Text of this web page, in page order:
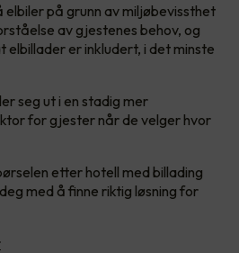
på grunn av miljøbevissthet
av gjestenes behov, og
er inkludert, i det minste
seg ut i en stadig mer
for gjester når de velger hvor
etter hotell med billading
med å finne riktig løsning for